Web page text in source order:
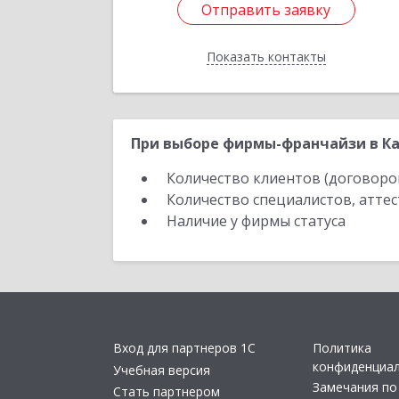
Отправить заявку
Показать контакты
Отправить заявку
Назад
При выборе фирмы-франчайзи в
Количество клиентов
Количество специалистов,
Наличие у фирмы статуса
Вход для партнеров 1С
Учебная версия
Стать партнером
Политика
Замечания по